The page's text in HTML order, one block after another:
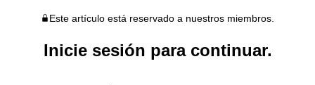
Este artículo está reservado a nuestros miembros.
Inicie sesión para continuar.